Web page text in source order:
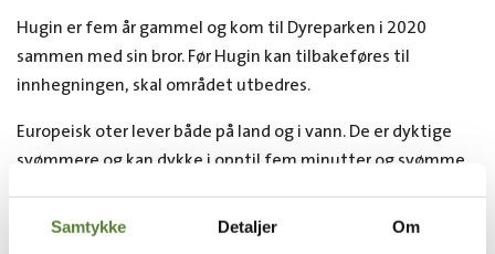
Samtykke Detaljer Om
Hugin er fem år gammel og kom til Dyreparken i 2020
sammen med sin bror. Før Hugin kan tilbakeføres til
innhegningen, skal området utbedres.
Europeisk oter lever både på land og i vann. De er dyktige
svømmere og kan dykke i opptil fem minutter og svømme
Europeisk oter er klassifisert som nær truet på IUCNs